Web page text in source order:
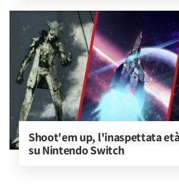
Shoot'em up, l'inaspettata
su Nintendo Switch